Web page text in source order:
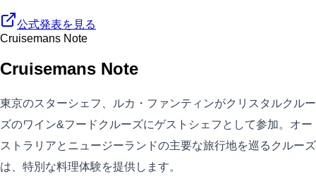
公式発表を見る
Cruisemans Note
Cruisemans Note
東京のスターシェフ、ルカ・ファンティンがクリスタルクルー
ズのワイン&フードクルーズにゲストシェフとして参加。オー
ストラリアとニュージーランドの主要な旅行地を巡るクルーズ
は、特別な料理体験を提供します。